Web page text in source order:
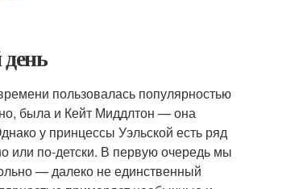
пользовалась популярностью
была и Кейт Миддлтон — она
у принцессы Уэльской есть ряд
или по-детски. В первую очередь мы
— далеко не единственный